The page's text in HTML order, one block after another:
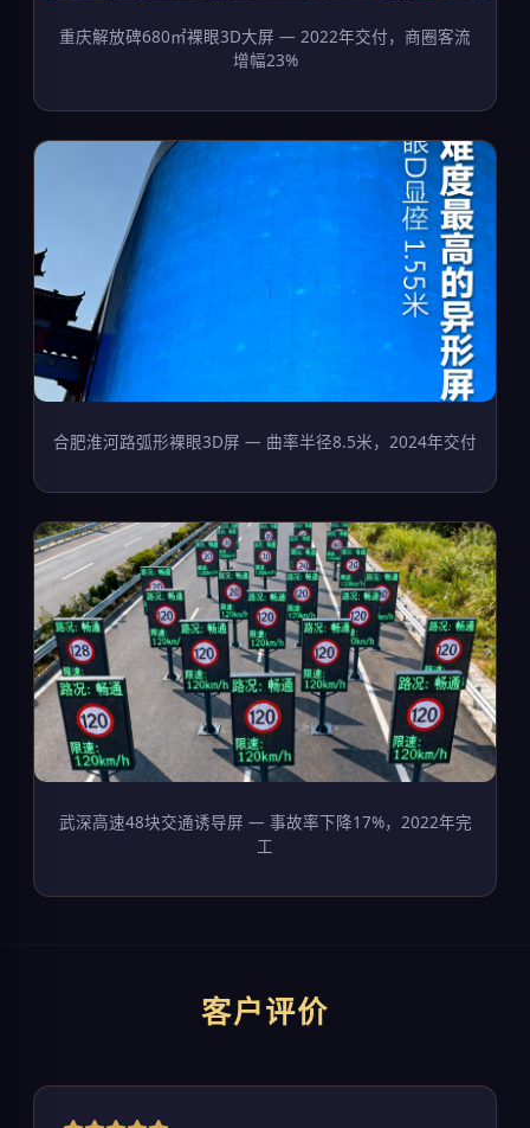
重庆解放碑680㎡裸眼3D大屏 — 2022年交付，商圈客流
增幅23%
合肥淮河路弧形裸眼3D屏 — 曲率半径8.5米，2024年交付
武深高速48块交通诱导屏 — 事故率下降17%，2022年完
工
客户评价